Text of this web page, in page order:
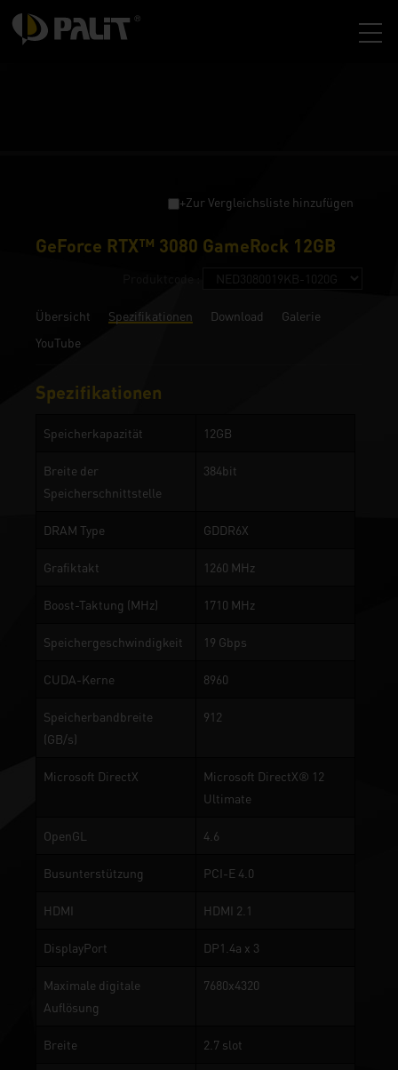
+Zur Vergleichsliste hinzufügen
GeForce RTX™ 3080 GameRock 12GB
Übersicht Spezifikationen Download
Galerie
YouTube
Spezifikationen
Speicherkapazität 12GB
Breite der
Speicherschnittstelle
384bit
DRAM Type GDDR6X
Grafiktakt 1260 MHz
Boost-Taktung (MHz) 1710 MHz
Speichergeschwindigkeit 19 Gbps
CUDA-Kerne 8960
Speicherbandbreite
(GB/s)
912
Microsoft DirectX
Microsoft DirectX® 12
Ultimate
OpenGL 4.6
Busunterstützung PCI-E 4.0
HDMI HDMI 2.1
DisplayPort DP1.4a x 3
Maximale digitale
Auflösung
7680x4320
Breite 2.7 slot